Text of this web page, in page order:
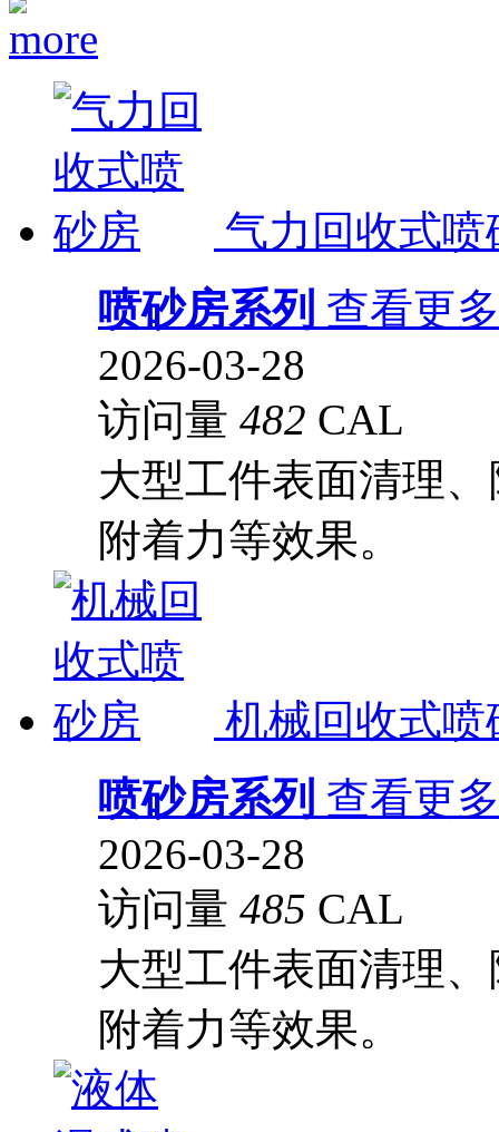
气力回收式喷
喷砂房系列 查看更多
2026-03-28
访问量 482 CAL
大型工件表面清理
附着力等效果。
机械回收式喷
喷砂房系列 查看更多
2026-03-28
访问量 485 CAL
大型工件表面清理
附着力等效果。